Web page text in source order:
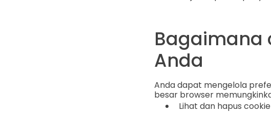
Bagaimana
Anda
Anda dapat mengelola
besar browser
Lihat dan hapus